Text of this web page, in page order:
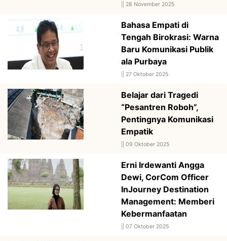
28 November 2025
Bahasa Empati di
Tengah Birokrasi: Warna
Baru Komunikasi Publik
ala Purbaya
27 Oktober 2025
Belajar dari Tragedi
“Pesantren Roboh”,
Pentingnya Komunikasi
Empatik
09 Oktober 2025
Erni Irdewanti Angga
Dewi, CorCom Officer
InJourney Destination
Management: Memberi
Kebermanfaatan
07 Oktober 2025